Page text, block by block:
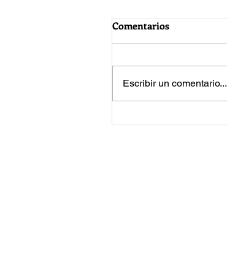
Comentarios
Escribir un comentario...